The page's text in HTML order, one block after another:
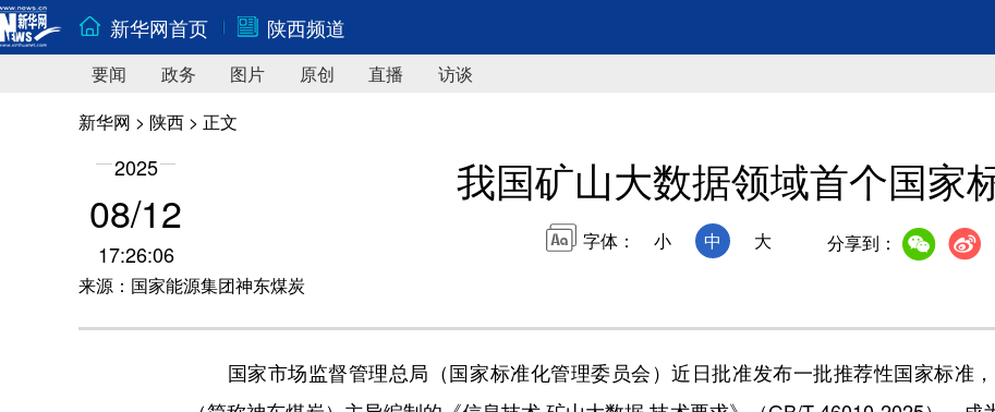
新华网首页 陕西频道
要闻 政务 图片 原创 直播
访谈
新华网 > 陕西 > 正文
2025
08/12
17:26:06
来源：国家能源集团神东煤炭
我国矿山大数据领域首个国家
字体： 小 中 大 分享到：
国家市场监督管理总局（国家标准化管理委员会）近日批准发布一批推荐性国家标准